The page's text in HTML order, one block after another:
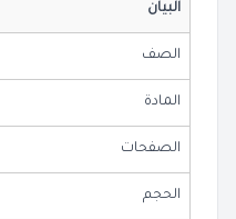
البيان
الصف
المادة
الصفحات
الحجم